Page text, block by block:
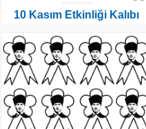
10 Kasım Etkinliği Kalıbı